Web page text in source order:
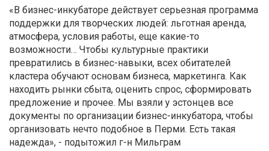
«В бизнес-инкубаторе действует серьезная программа
поддержки для творческих людей: льготная аренда,
атмосфера, условия работы, еще какие-то
возможности… Чтобы культурные практики
превратились в бизнес-навыки, всех обитателей
кластера обучают основам бизнеса, маркетинга. Как
находить рынки сбыта, оценить спрос, сформировать
предложение и прочее. Мы взяли у эстонцев все
документы по организации бизнес-инкубатора, чтобы
организовать нечто подобное в Перми. Есть такая
надежда», - подытожил г-н Мильграм